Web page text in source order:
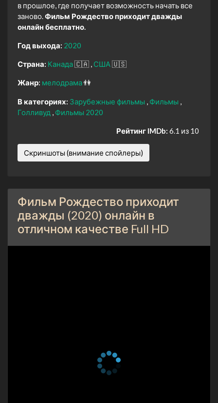
в прошлое, где получает возможность начать все
заново.Фильм Рождество приходит дважды
онлайн бесплатно.
Год выхода: 2020
Страна: Канада🇨🇦 США🇺🇸
Жанр: мелодрама👫
В категориях: Зарубежные фильмы
Фильмы
Голливуд
Фильмы 2020
Рейтинг IMDb: 6.1 из 10
Скриншоты (внимание спойлеры)
Фильм Рождество приходит
дважды (2020) онлайн в
отличном качестве Full HD